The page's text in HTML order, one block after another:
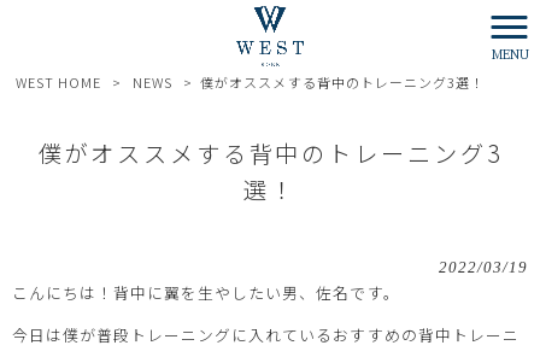
MENU
WEST HOME > NEWS > 僕がオススメする背中のトレーニング3選！
僕がオススメする背中のトレーニング3
選！
2022/03/19
こんにちは！背中に翼を生やしたい男、佐名です。
今日は僕が普段トレーニングに入れているおすすめの背中トレーニ